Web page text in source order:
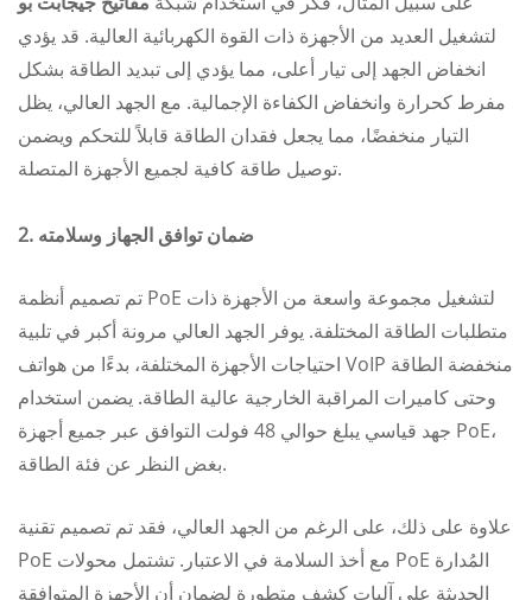
لتشغيل العديد من الأجهزة ذات القوة الكهربائية العالية. قد يؤدي
انخفاض الجهد إلى تيار أعلى، مما يؤدي إلى تبديد الطاقة بشكل
مفرط كحرارة وانخفاض الكفاءة الإجمالية. مع الجهد العالي، يظل
التيار منخفضًا، مما يجعل فقدان الطاقة قابلاً للتحكم ويضمن
توصيل طاقة كافية لجميع الأجهزة المتصلة.
2. ضمان توافق الجهاز وسلامته
تم تصميم أنظمة PoE لتشغيل مجموعة واسعة من الأجهزة ذات
متطلبات الطاقة المختلفة. يوفر الجهد العالي مرونة أكبر في تلبية
احتياجات الأجهزة المختلفة، بدءًا من هواتف VoIP منخفضة الطاقة
وحتى كاميرات المراقبة الخارجية عالية الطاقة. يضمن استخدام
جهد قياسي يبلغ حوالي 48 فولت التوافق عبر جميع أجهزة PoE،
بغض النظر عن فئة الطاقة.
علاوة على ذلك، على الرغم من الجهد العالي، فقد تم تصميم تقنية
PoE مع أخذ السلامة في الاعتبار. تشتمل محولات PoE المُدارة
الحديثة على آليات كشف متطورة لضمان أن الأجهزة المتوافقة